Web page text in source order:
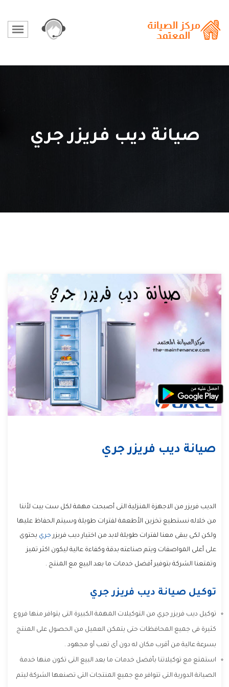
صيانة ديب فريزر جري
صيانة ديب فريزر جري
الديب فريزر من الاجهزة المنزلية التى أصبحت مهمة لكل ست بيت لأننا
من خلاله نستطيع تخزين الأطعمة لفترات طويلة وسيتم الحفاظ عليها
ولكن لكى يبقى معنا لفترات طويلة لابد من اختيار ديب فريزر جري يحتوى
على أعلى المواصفات ويتم صناعته بدقة وكفاءة عالية ليكون اكثر تميز
وتمتعنا الشركة بتوفير أفضل خدمات ما بعد البيع مع المنتج .
توكيل صيانة ديب فريزر جري
توكيل ديب فريزر جري من التوكيلات المهمة الكبيرة التى يتوافر منها فروع
كثيرة فى جميع المحافظات حتى يتمكن العميل من الحصول على المنتج
بسرعة عالية من أقرب مكان له دون أى تعب أو مجهود .
استمتع مع توكيلاتنا بأفضل خدمات ما بعد البيع التى تكون منها خدمة
الصيانة الدورية التى تتوافر مع جميع المنتجات التى تصنعها الشركة ليتم